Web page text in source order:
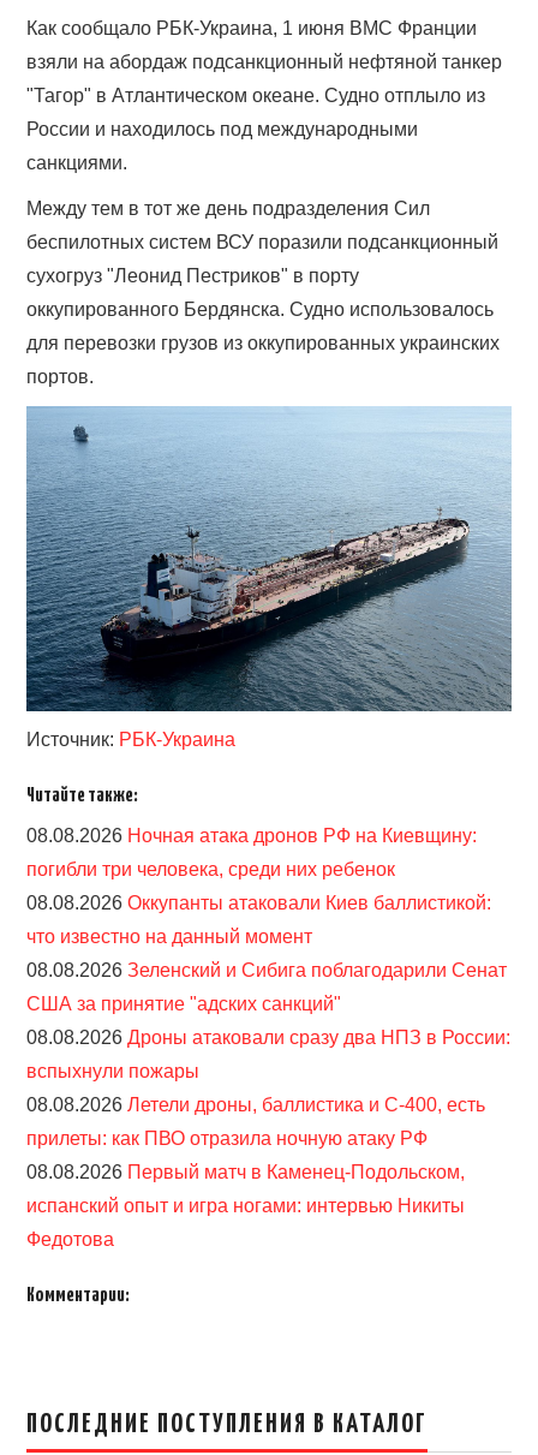
Как сообщало РБК-Украина, 1 июня ВМС Франции
взяли на абордаж подсанкционный нефтяной танкер
"Тагор" в Атлантическом океане. Судно отплыло из
России и находилось под международными
санкциями.
Между тем в тот же день подразделения Сил
беспилотных систем ВСУ поразили подсанкционный
сухогруз "Леонид Пестриков" в порту
оккупированного Бердянска. Судно использовалось
для перевозки грузов из оккупированных украинских
портов.
Источник: РБК-Украина
Читайте также:
08.08.2026 Ночная атака дронов РФ на Киевщину:
погибли три человека, среди них ребенок
08.08.2026Оккупанты атаковали Киев баллистикой:
что известно на данный момент
08.08.2026Зеленский и Сибига поблагодарили Сенат
США за принятие "адских санкций"
08.08.2026Дроны атаковали сразу два НПЗ в России:
вспыхнули пожары
08.08.2026Летели дроны, баллистика и С-400, есть
прилеты: как ПВО отразила ночную атаку РФ
08.08.2026 Первый матч в Каменец-Подольском,
испанский опыт и игра ногами: интервью Никиты
Федотова
Комментарии:
ПОСЛЕДНИЕ ПОСТУПЛЕНИЯ В КАТАЛОГ